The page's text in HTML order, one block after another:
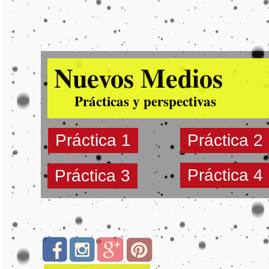
Nuevos Medios
Prácticas y perspectivas
Práctica 1
Práctica 2
Práctica 3
Práctica 4